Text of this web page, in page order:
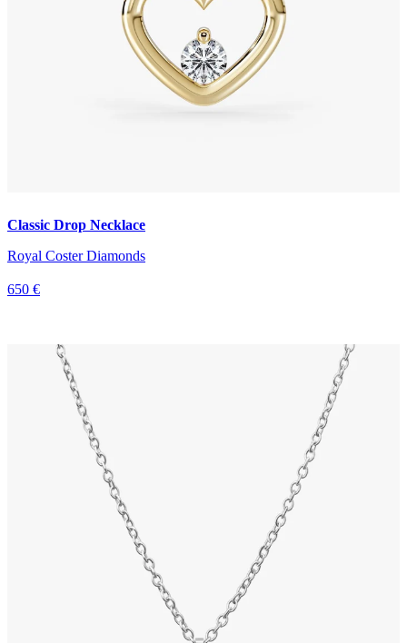
Classic Drop Necklace
Royal Coster Diamonds
650 €